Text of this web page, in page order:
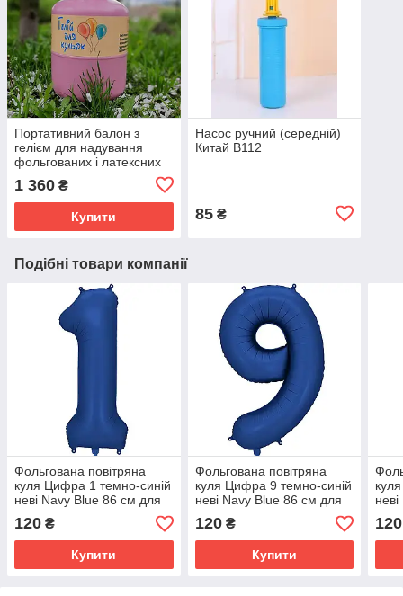
Портативний балон з
гелієм для надування
фольгованих і латексних
1 360 ₴
Купити
Насос ручний (середній)
Китай В112
85₴
Подібні товари компанії
Фольгована повітряна
куля Цифра 1 темно-синій
неві Navy Blue 86 см для
гелію або повітря
120 ₴
Купити
Фольгована повітряна
куля Цифра 9 темно-синій
неві Navy Blue 86 см для
гелію або повітря
120₴
Купити
120